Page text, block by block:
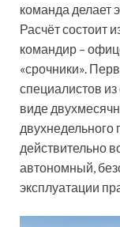
команда делает
Расчёт состоит
командир –
«срочники».
специалистов
виде
двухнедельного
действительно
автономный,
эксплуатации